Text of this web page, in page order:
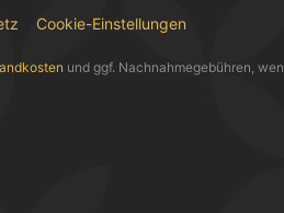
Cookie-Einstellungen
und ggf. Nachnahmegebühren,